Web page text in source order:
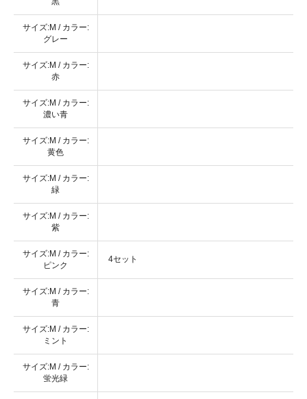
サイズ:M / カラー:
グレー
サイズ:M / カラー:
赤
サイズ:M / カラー:
濃い青
サイズ:M / カラー:
黄色
サイズ:M / カラー:
緑
サイズ:M / カラー:
紫
サイズ:M / カラー:
ピンク
4セット
サイズ:M / カラー:
青
サイズ:M / カラー:
ミント
サイズ:M / カラー:
蛍光緑